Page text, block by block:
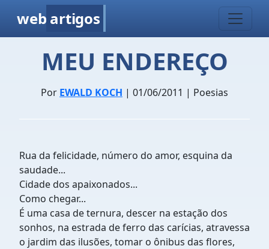
web artigos
MEU ENDEREÇO
Por EWALD KOCH | 01/06/2011 | Poesias
Rua da felicidade, número do amor, esquina da
saudade...
Cidade dos apaixonados...
Como chegar...
É uma casa de ternura, descer na estação dos
sonhos, na estrada de ferro das carícias, atravessa
o jardim das ilusões, tomar o ônibus das flores,